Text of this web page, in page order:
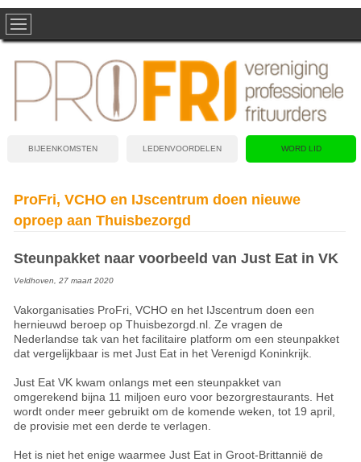
BIJEENKOMSTEN LEDENVOORDELEN WORD LID
ProFri, VCHO en IJscentrum doen nieuwe
oproep aan Thuisbezorgd
Steunpakket naar voorbeeld van Just Eat in VK
Veldhoven, 27 maart 2020
Vakorganisaties ProFri, VCHO en het IJscentrum doen een
hernieuwd beroep op Thuisbezorgd.nl. Ze vragen de
Nederlandse tak van het facilitaire platform om een steunpakket
dat vergelijkbaar is met Just Eat in het Verenigd Koninkrijk.
Just Eat VK kwam onlangs met een steunpakket van
omgerekend bijna 11 miljoen euro voor bezorgrestaurants. Het
wordt onder meer gebruikt om de komende weken, tot 19 april,
de provisie met een derde te verlagen.
Het is niet het enige waarmee Just Eat in Groot-Brittannië de